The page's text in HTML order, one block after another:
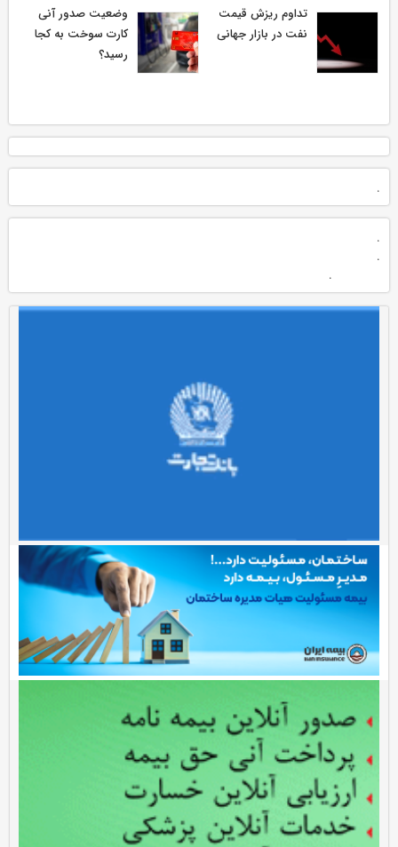
تداوم ریزش قیمت
نفت در بازار جهانی
وضعیت صدور آنی
کارت سوخت به کجا
رسید؟
.
.
.
.